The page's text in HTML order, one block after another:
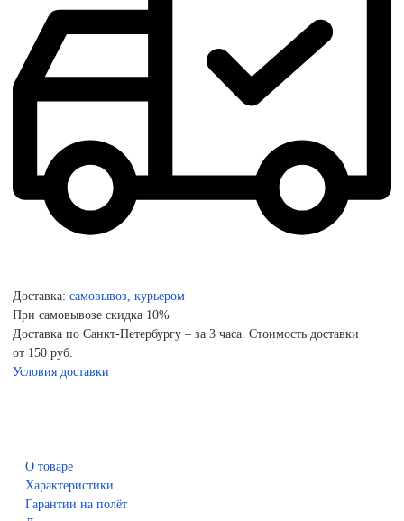
Доставка: самовывоз, курьером
При самовывозе скидка 10%
Доставка по Санкт-Петербургу – за 3 часа. Стоимость доставки
от 150 руб.
Условия доставки
О товаре
Характеристики
Гарантии на полёт